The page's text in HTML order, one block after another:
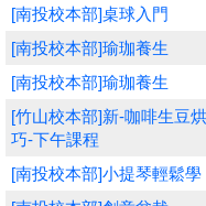
網路選課
學員專區
教師專區
校務行政
[南投校本部]桌球入門
[南投校本部]瑜珈養生
[南投校本部]瑜珈養生
[竹山校本部]新-咖啡生豆
巧-下午課程
[南投校本部]小提琴輕鬆學